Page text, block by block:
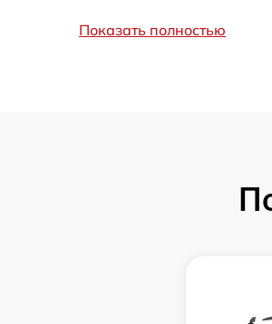
Установка антенны
Показать полностью